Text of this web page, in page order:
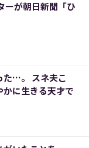
ーが朝日新聞「ひ
た…。 スネ夫こ
に生きる天才で